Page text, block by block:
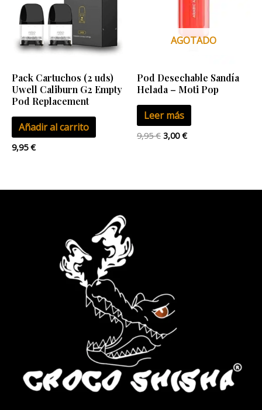
Pack Cartuchos (2 uds)
Uwell Caliburn G2 Empty
Pod Replacement
Añadir al carrito
9,95€
AGOTADO
Pod Desechable Sandía
Helada – Moti Pop
Leer más
9,95€ 3,00€